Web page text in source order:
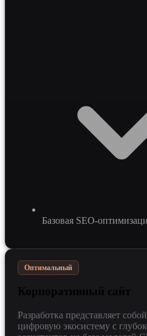
Базовая SEO-
Оптимальный
Корпоративный сайт
Разработка представляет
цифровую экосистему с